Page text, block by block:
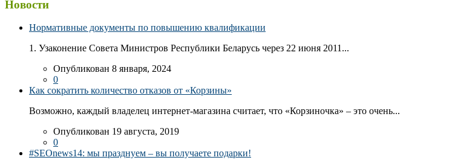
Новости
Нормативные документы по повышению квалификации
1. Узаконение Совета Министров Республики Беларусь через 22 июня 2011...
Опубликован 8 января, 2024
0
Как сократить количество отказов от «Корзины»
Возможно, каждый владелец интернет-магазина считает, что «Корзиночка» – это очень...
Опубликован 19 августа, 2019
0
#SEOnews14: мы празднуем – вы получаете подарки!